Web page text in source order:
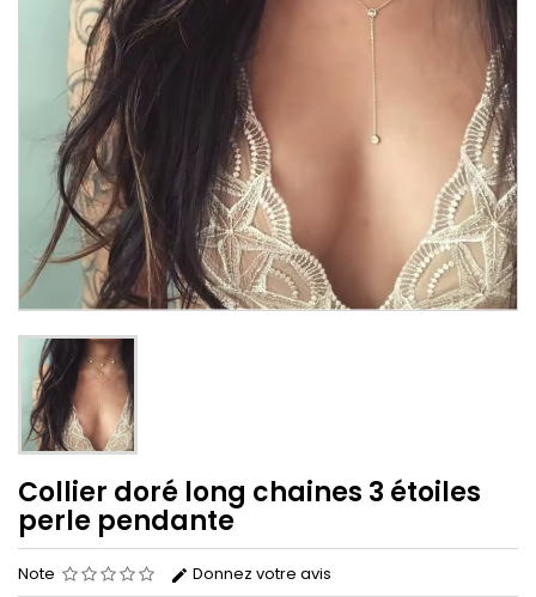
Collier doré long chaines 3 étoiles
perle pendante
Note Donnez votre avis